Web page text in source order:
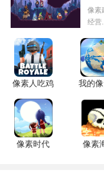
房屋后获取金钥匙和金
名获取排名奖励，总
俱乐部(17级解锁)功能
俱乐部大战(18级解锁)
谁猛，积分谁多，赢得
模拟城市我是市
像素
经营
像素人吃鸡
1.53.05 安
卓版
我的
新
像素时代
像素